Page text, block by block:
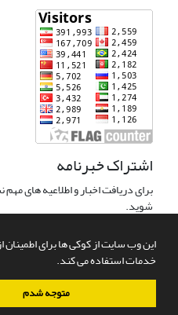
این وب سایت از کوکی ها برای اطمینان
خدمات استفاده می کند.
متوجه شدم
اشتراک خبرنامه
برای دریافت اخبار و اطلاعیه های
شوید.
سامانه مدیریت نشریات علمی.